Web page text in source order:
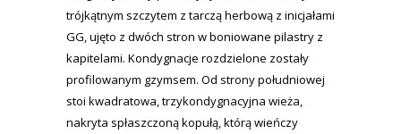
trójkątnym szczytem z tarczą herbową z inicjałami
GG, ujęto z dwóch stron w boniowane pilastry z
kapitelami. Kondygnacje rozdzielone zostały
profilowanym gzymsem. Od strony południowej
stoi kwadratowa, trzykondygnacyjna wieża,
nakryta spłaszczoną kopułą, którą wieńczy